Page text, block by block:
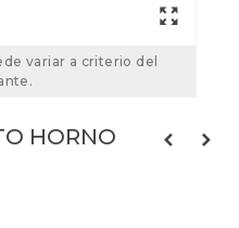
variar a criterio del
HORNO